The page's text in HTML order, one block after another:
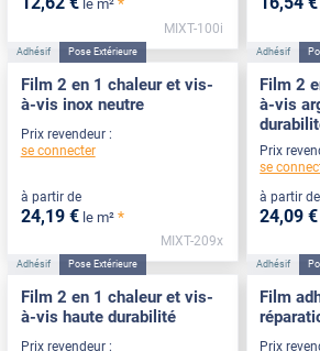
le m² *
MIXT-100i
Adhésif Pose Extérieure
Film 2 en 1 chaleur et vis-
à-vis inox neutre
Prix revendeur :
se connecter
à partir de
24,19 € le m² *
MIXT-209x
Adhésif
Film 2
à-vis
Prix
se
à partir de
24,09 €
Adhésif Pose Extérieure
Film 2 en 1 chaleur et vis-
à-vis haute durabilité
Prix revendeur :
Adhésif
Film
Prix